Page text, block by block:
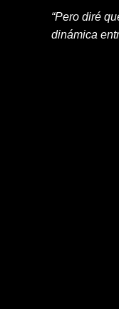
“Pero diré
dinámica